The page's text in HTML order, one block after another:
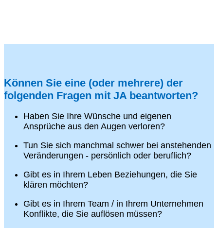
Können Sie eine (oder mehrere) der
folgenden Fragen mit JA beantworten?
Haben Sie Ihre Wünsche und eigenen
Ansprüche aus den Augen verloren?
Tun Sie sich manchmal schwer bei anstehenden
Veränderungen - persönlich oder beruflich?
Gibt es in Ihrem Leben Beziehungen, die Sie
klären möchten?
Gibt es in Ihrem Team / in Ihrem Unternehmen
Konflikte, die Sie auflösen müssen?